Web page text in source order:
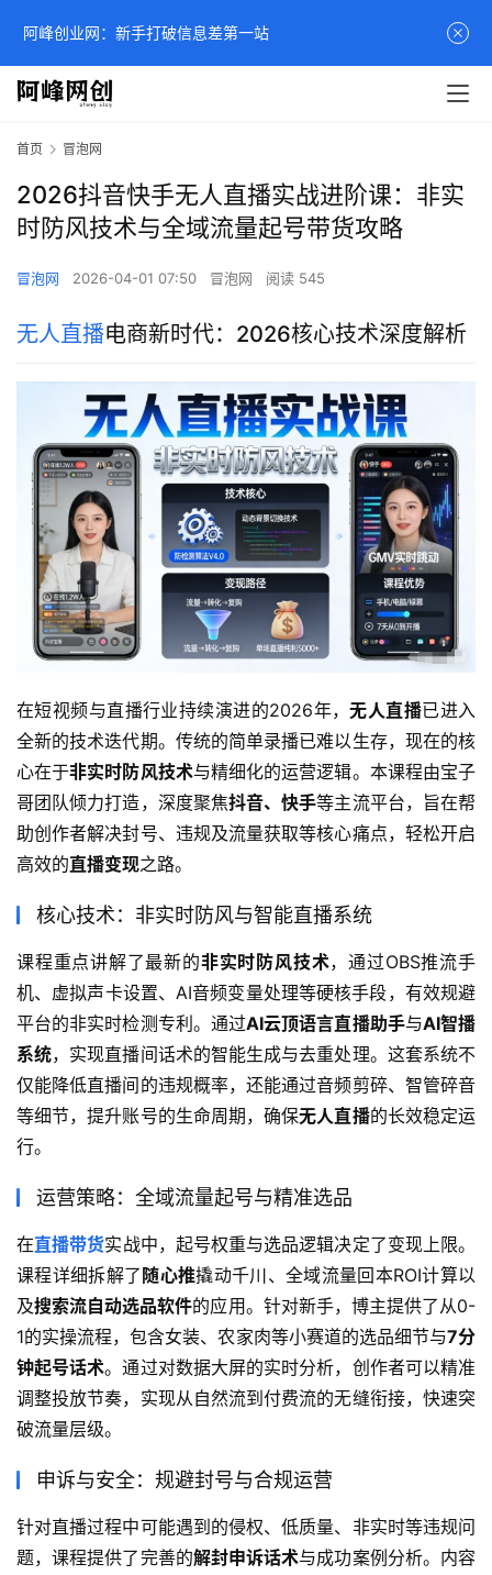
首页 冒泡网
2026抖音快手无人直播实战进阶课：非实
时防风技术与全域流量起号带货攻略
冒泡网 2026-04-01 07:50 冒泡网 阅读 545
无人直播电商新时代：2026核心技术深度解析
在短视频与直播行业持续演进的2026年，无人直播已进入
全新的技术迭代期。传统的简单录播已难以生存，现在的核
心在于非实时防风技术与精细化的运营逻辑。本课程由宝子
哥团队倾力打造，深度聚焦抖音、快手等主流平台，旨在帮
助创作者解决封号、违规及流量获取等核心痛点，轻松开启
高效的直播变现之路。
核心技术：非实时防风与智能直播系统
课程重点讲解了最新的非实时防风技术，通过OBS推流手
机、虚拟声卡设置、AI音频变量处理等硬核手段，有效规避
平台的非实时检测专利。通过AI云顶语言直播助手与AI智播
系统，实现直播间话术的智能生成与去重处理。这套系统不
仅能降低直播间的违规概率，还能通过音频剪碎、智管碎音
等细节，提升账号的生命周期，确保无人直播的长效稳定运
行。
运营策略：全域流量起号与精准选品
在直播带货实战中，起号权重与选品逻辑决定了变现上限。
课程详细拆解了随心推撬动千川、全域流量回本ROI计算以
及搜索流自动选品软件的应用。针对新手，博主提供了从0-
1的实操流程，包含女装、农家肉等小赛道的选品细节与7分
钟起号话术。通过对数据大屏的实时分析，创作者可以精准
调整投放节奏，实现从自然流到付费流的无缝衔接，快速突
破流量层级。
申诉与安全：规避封号与合规运营
针对直播过程中可能遇到的侵权、低质量、非实时等违规问
题，课程提供了完善的解封申诉话术与成功案例分析。内容
阿峰创业网：新手打破信息差第一站